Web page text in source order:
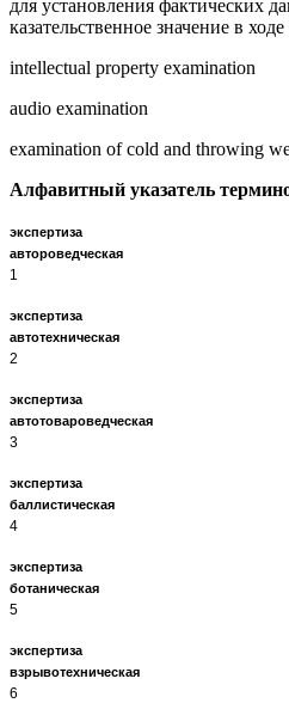
для установления фактических
казательственное значение в
intellectual property examination
audio examination
examination of cold and throwing
Алфавитный указатель
экспертиза
1
экспертиза
2
экспертиза
3
экспертиза
4
экспертиза
5
экспертиза
6